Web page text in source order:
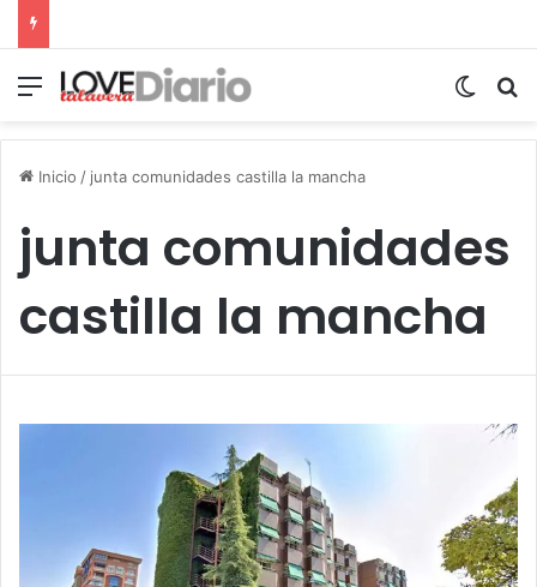
Menú
Inicio / junta comunidades castilla la mancha
junta comunidades
castilla la mancha